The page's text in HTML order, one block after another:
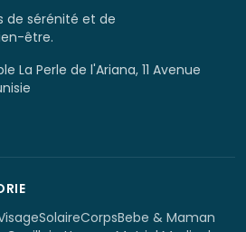
de sérénité et de
être.
La Perle de l'Ariana, 11 Avenue
SolaireCorpsBebe & Maman